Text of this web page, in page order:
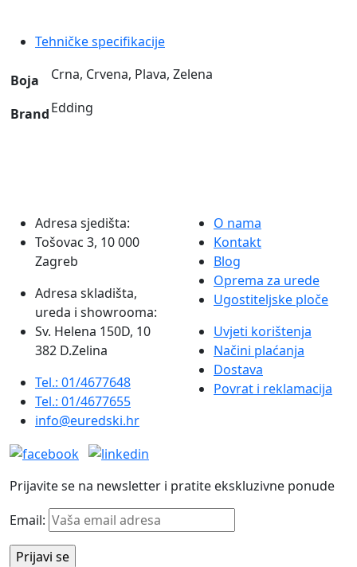
Edding
Tehničke specifikacije
Boja Crna, Crvena, Plava, Zelena
BrandEdding
Adresa sjedišta:
Tošovac 3, 10 000
Zagreb
Adresa skladišta,
ureda i showrooma:
Sv. Helena 150D, 10
382 D.Zelina
Tel.: 01/4677648
Tel.: 01/4677655
info@euredski.hr
O nama
Kontakt
Blog
Oprema za urede
Ugostiteljske ploče
Uvjeti korištenja
Načini plaćanja
Dostava
Povrat i reklamacija
Prijavite se na newsletter i pratite ekskluzivne ponude
Email: